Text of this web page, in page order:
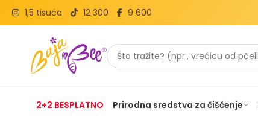
1,5 tisuća 12 300 9 600
2+2 BESPLATNO Prirodna sredstva za čišćenje